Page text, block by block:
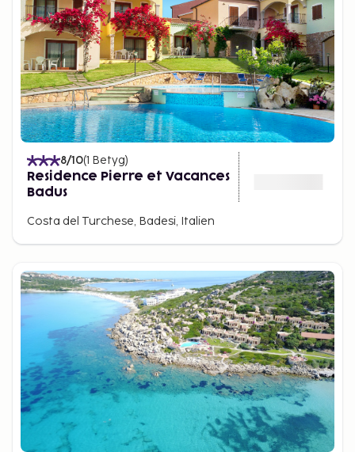
8/10(1 Betyg)
Residence Pierre et Vacances
Badus
Costa del Turchese, Badesi, Italien